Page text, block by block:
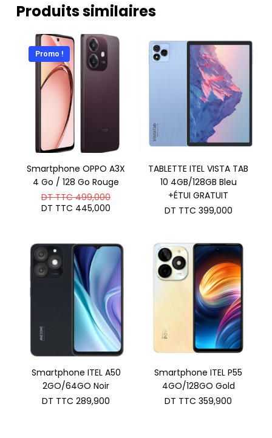
Produits similaires
Promo !
Smartphone OPPO A3X
4 Go / 128 Go Rouge
DT TTC499,000Le
TTC 499,000.
DT TTC 445,000
DT
TTC 445,000.
TABLETTE ITEL VISTA TAB
10 4GB/128GB Bleu
+ÉTUI GRATUIT
DT TTC 399,000
Smartphone ITEL A50
2GO/64GO Noir
DT TTC 289,900
Smartphone ITEL P55
4GO/128GO Gold
DT TTC 359,900